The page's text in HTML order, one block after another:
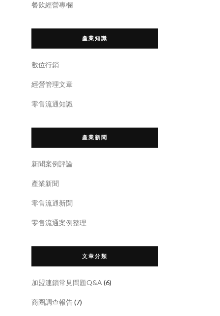
餐飲經營專欄
產業知識
數位行銷
經營管理文章
零售流通知識
產業新聞
新聞案例評論
產業新聞
零售流通新聞
零售流通案例整理
文章分類
加盟連鎖常見問題Q&A (6)
商圈調查報告(7)